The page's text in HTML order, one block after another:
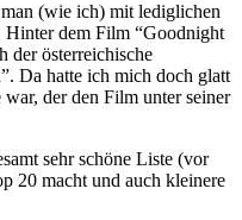
(wie ich) mit lediglichen
dem Film “Goodnight
der österreichische
Da hatte ich mich doch glatt
der den Film unter seiner
sehr schöne Liste (vor
20 macht und auch kleinere